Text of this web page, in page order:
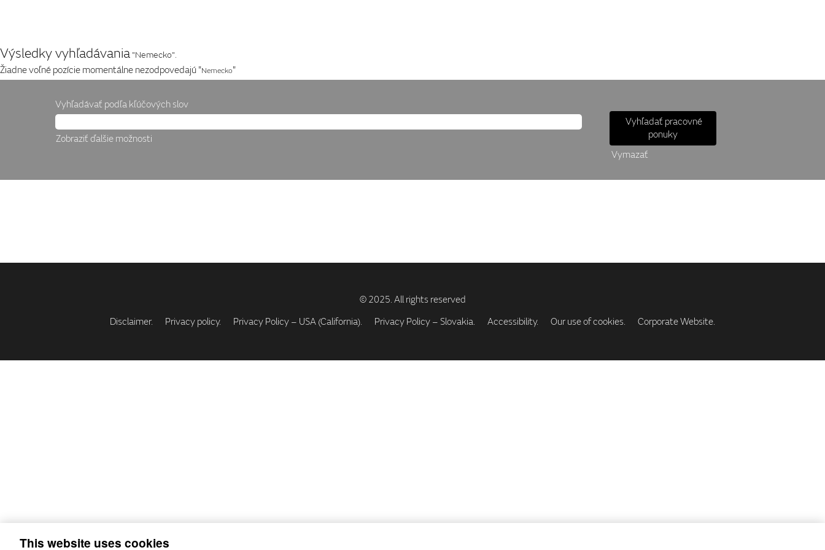
Výsledky vyhľadávania "Nemecko".
Žiadne voľné pozície momentálne nezodpovedajú "Nemecko"
Vyhľadávať podľa kľúčových slov
Zobraziť ďalšie možnosti
Vymazať
Disclaimer. Privacy policy. Privacy Policy – USA (California). Privacy Policy – Slovakia. Accessibility. Our use of cookies. Corporate Website.
This website uses cookies